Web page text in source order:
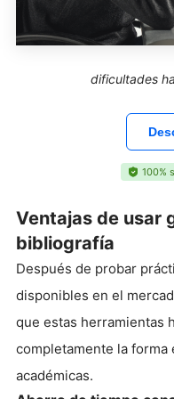
dificultades
100%
Ventajas de usar
bibliografía
Después de probar
disponibles en el
que estas herramientas
completamente la
académicas.